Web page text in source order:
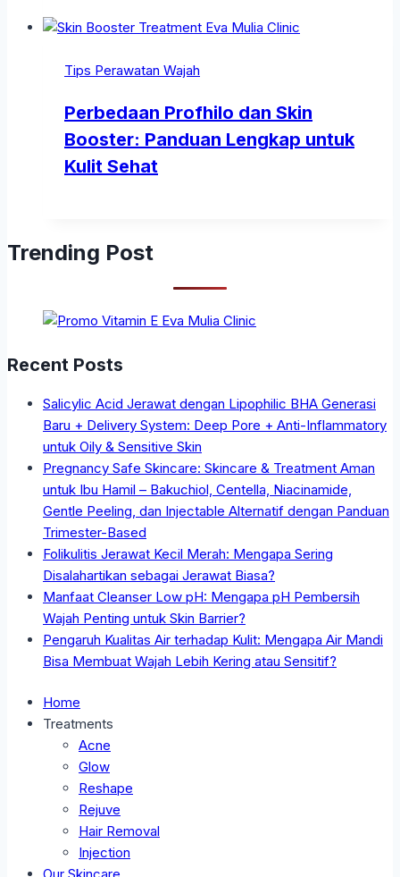
Tips Perawatan Wajah
Perbedaan Profhilo dan Skin
Booster: Panduan Lengkap untuk
Kulit Sehat
Trending Post
Recent Posts
Salicylic Acid Jerawat dengan Lipophilic BHA Generasi
Baru + Delivery System: Deep Pore + Anti-Inflammatory
untuk Oily & Sensitive Skin
Pregnancy Safe Skincare: Skincare & Treatment Aman
untuk Ibu Hamil – Bakuchiol, Centella, Niacinamide,
Gentle Peeling, dan Injectable Alternatif dengan Panduan
Trimester-Based
Folikulitis Jerawat Kecil Merah: Mengapa Sering
Disalahartikan sebagai Jerawat Biasa?
Manfaat Cleanser Low pH: Mengapa pH Pembersih
Wajah Penting untuk Skin Barrier?
Pengaruh Kualitas Air terhadap Kulit: Mengapa Air Mandi
Bisa Membuat Wajah Lebih Kering atau Sensitif?
Home
Treatments
Acne
Glow
Reshape
Rejuve
Hair Removal
Injection